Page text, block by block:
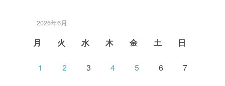
2026年6月
月 火 水 木 金 土 日
1 2 3 4 5 6 7